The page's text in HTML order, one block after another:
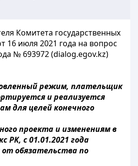
Комитета государственных
16 июля 2021 года на вопрос
№ 693972 (dialog.egov.kz)
режим, плательщик
и реализуется
для целей конечного
проекта и изменениям в
РК, с 01.01.2021 года
обязательства по